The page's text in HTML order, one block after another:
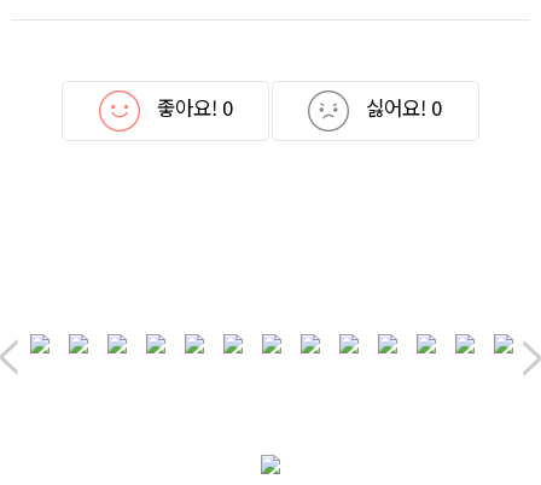
좋아요! 0 싫어요! 0